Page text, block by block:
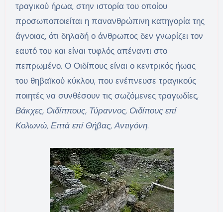
τραγικού ήρωα, στην ιστορία του οποίου
προσωποποιείται η πανανθρώπινη κατηγορία της
άγνοιας, ότι δηλαδή ο άνθρωπος δεν γνωρίζει τον
εαυτό του και είναι τυφλός απέναντι στο
πεπρωμένο. Ο Οιδίπους είναι ο κεντρικός ήωας
του θηβαϊκού κύκλου, που ενέπνευσε τραγικούς
ποιητές να συνθέσουν τις σωζόμενες τραγωδίες,
Βάκχες, Οιδίππους, Τύραννος, Οιδίπους επί
Κολωνώ, Επτά επί Θήβας, Αντιγόνη.